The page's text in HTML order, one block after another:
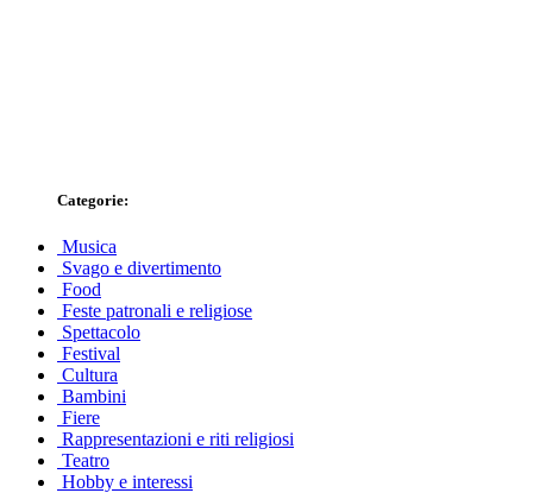
Categorie:
Musica
Svago e divertimento
Food
Feste patronali e religiose
Spettacolo
Festival
Cultura
Bambini
Fiere
Rappresentazioni e riti religiosi
Teatro
Hobby e interessi